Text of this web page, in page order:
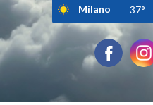
Milano 37°